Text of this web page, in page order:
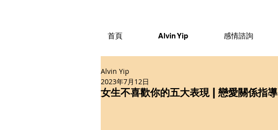
首頁 Alvin Yip 感情諮詢
女生不喜歡你的五大表現 | 戀愛關係指導
Alvin Yip
2023年7月12日